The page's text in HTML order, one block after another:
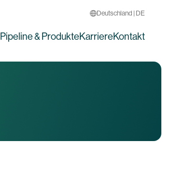
Deutschland | DE
Pipeline & ProdukteKarriereKontakt